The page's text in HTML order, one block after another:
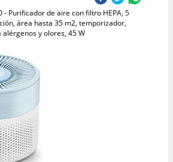
- Purificador de aire con filtro HEPA, 5
área hasta 35 m2, temporizador,
y olores, 45 W